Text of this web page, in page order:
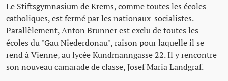
Le Stiftsgymnasium de Krems, comme toutes les écoles
catholiques, est fermé par les nationaux-socialistes.
Parallèlement, Anton Brunner est exclu de toutes les
écoles du "Gau Niederdonau", raison pour laquelle il se
rend à Vienne, au lycée Kundmanngasse 22. Il y rencontre
son nouveau camarade de classe, Josef Maria Landgraf.